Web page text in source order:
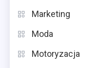
Marketing
Moda
Motoryzacja